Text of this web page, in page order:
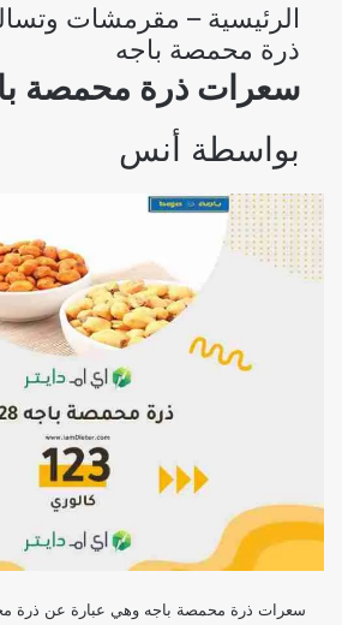
الرئيسية – مقرمشات
ذرة محمصة باجه
سعرات ذرة محمصة
بواسطة أنس
سعرات ذرة محمصة باجه وهي عبارة عن ذرة